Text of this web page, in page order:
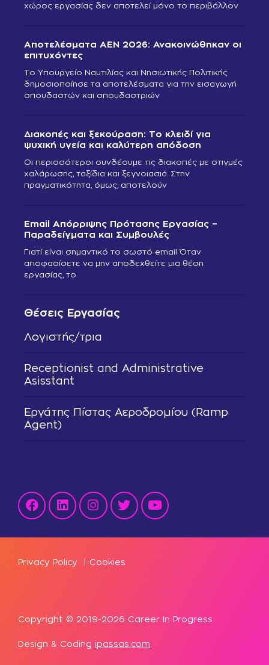
Θέσεις Εργασίας
Λογιστής/τρια
Receptionist and Administrative
Asisstant
Εργάτης Πίστας Αεροδρομίου (Ramp
Agent)
χώρος εργασίας δεν αποτελεί μόνο το περιβάλλον
Αποτελέσματα ΑΕΝ 2026: Ανακοινώθηκαν οι
επιτυχόντες
Το Υπουργείο Ναυτιλίας και Νησιωτικής Πολιτικής
δημοσιοποίησε τα αποτελέσματα για την εισαγωγή
σπουδαστών και σπουδαστριών
Διακοπές και ξεκούραση: Το κλειδί για
ψυχική υγεία και καλύτερη απόδοση
Οι περισσότεροι συνδέουμε τις διακοπές με στιγμές
χαλάρωσης, ταξίδια και ξεγνοιασιά. Στην
πραγματικότητα, όμως, αποτελούν
Email Απόρριψης Πρότασης Εργασίας –
Παραδείγματα και Συμβουλές
Γιατί είναι σημαντικό το σωστό email Όταν
αποφασίσετε να μην αποδεχθείτε μια θέση
εργασίας, το
Copyright © 2019-2026 Career In Progress
Design & Coding ipassas.com
Privacy Policy Cookies